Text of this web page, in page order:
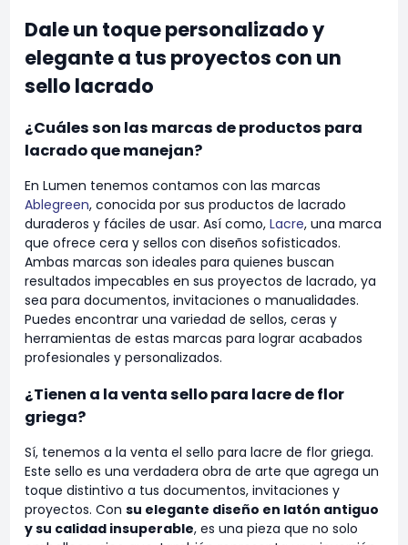
Dale un toque personalizado y
elegante a tus proyectos con un
sello lacrado
¿Cuáles son las marcas de productos para
lacrado que manejan?
En Lumen tenemos contamos con las marcas
Ablegreen, conocida por sus productos de lacrado
duraderos y fáciles de usar. Así como, Lacre, una marca
que ofrece cera y sellos con diseños sofisticados.
Ambas marcas son ideales para quienes buscan
resultados impecables en sus proyectos de lacrado, ya
sea para documentos, invitaciones o manualidades.
Puedes encontrar una variedad de sellos, ceras y
herramientas de estas marcas para lograr acabados
profesionales y personalizados.
¿Tienen a la venta sello para lacre de flor
griega?
Sí, tenemos a la venta el sello para lacre de flor griega.
Este sello es una verdadera obra de arte que agrega un
toque distintivo a tus documentos, invitaciones y
proyectos. Con su elegante diseño en latón antiguo
y su calidad insuperable, es una pieza que no solo